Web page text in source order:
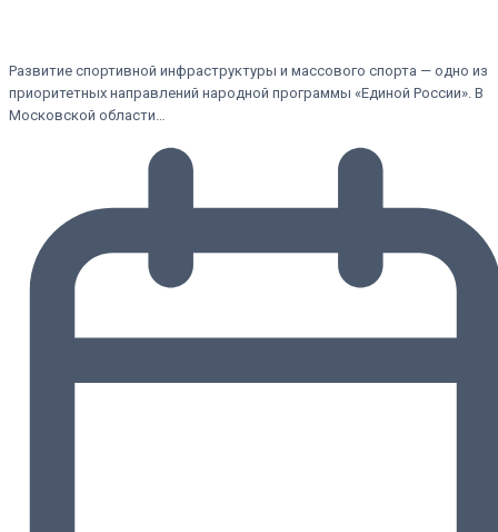
Развитие спортивной инфраструктуры и массового спорта — одно из
приоритетных направлений народной программы «Единой России». В
Московской области…